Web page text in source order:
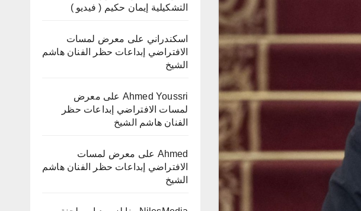
التشكيلية إيمان حكيم ( فيديو )
اسكندراني على معرض لمسات
الافتراضي إبداعات حظر الفنان هاشم
الشيخ
Ahmed Youssri على معرض
لمسات الافتراضي إبداعات حظر
الفنان هاشم الشيخ
Ahmed على معرض لمسات
الافتراضي إبداعات حظر الفنان هاشم
الشيخ